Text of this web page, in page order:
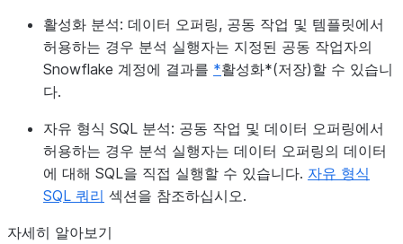
활성화 분석: 데이터 오퍼링, 공동 작업 및 템플릿에서
허용하는 경우 분석 실행자는 지정된 공동 작업자의
Snowflake 계정에 결과를 *활성화*(저장)할 수 있습니
다.
자유 형식 SQL 분석: 공동 작업 및 데이터 오퍼링에서
허용하는 경우 분석 실행자는 데이터 오퍼링의 데이터
에 대해 SQL을 직접 실행할 수 있습니다. 자유 형식
SQL 쿼리 섹션을 참조하십시오.
자세히 알아보기